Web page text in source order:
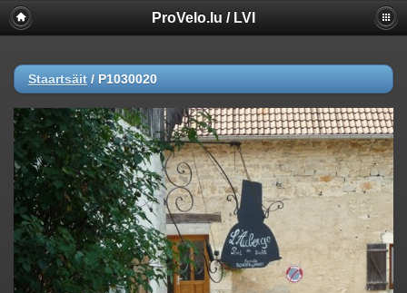
ProVelo.lu / LVI
Staartsäit / P1030020